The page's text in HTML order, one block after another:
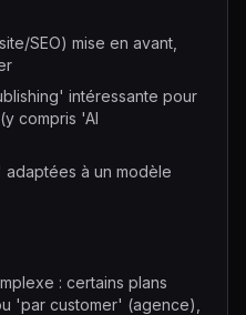
SEO) mise en avant,
intéressante pour
compris 'AI
à un modèle
: certains plans
'par customer' (agence),